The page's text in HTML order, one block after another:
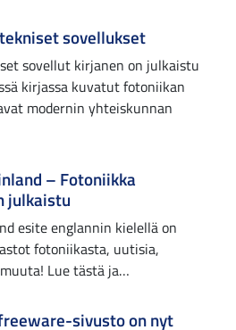
sovellukset
sovellut kirjanen on julkaistu
kirjassa kuvatut fotoniikan
modernin yhteiskunnan
– Fotoniikka
julkaistu
esite englannin kielellä on
fotoniikasta, uutisia,
Lue tästä ja…
sivusto on nyt